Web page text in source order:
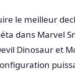
le meilleur
dans Marvel
Dinosaur et